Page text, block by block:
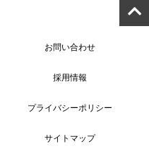
お問い合わせ
採用情報
プライバシーポリシー
サイトマップ